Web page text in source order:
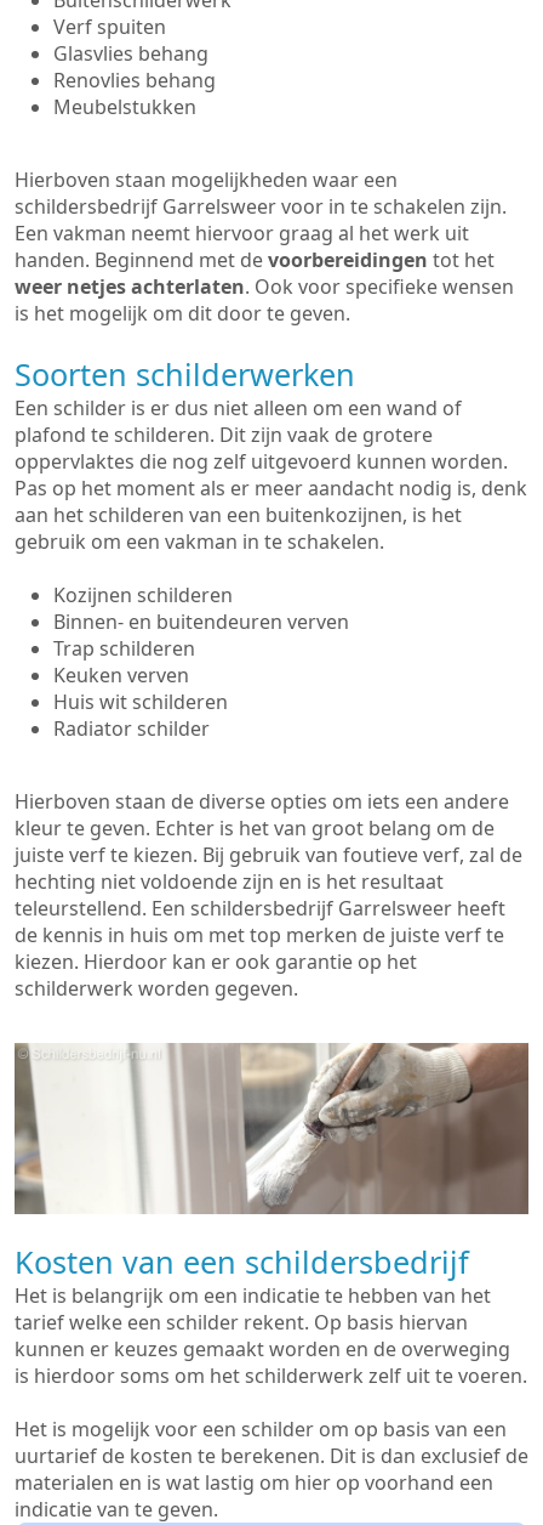
Verf spuiten
Glasvlies behang
Renovlies behang
Meubelstukken
Hierboven staan mogelijkheden waar een
schildersbedrijf Garrelsweer voor in te schakelen zijn.
Een vakman neemt hiervoor graag al het werk uit
handen. Beginnend met devoorbereidingen tot het
weer netjes achterlaten. Ook voor specifieke wensen
is het mogelijk om dit door te geven.
Soorten schilderwerken
Een schilder is er dus niet alleen om een wand of
plafond te schilderen. Dit zijn vaak de grotere
oppervlaktes die nog zelf uitgevoerd kunnen worden.
Pas op het moment als er meer aandacht nodig is, denk
aan het schilderen van een buitenkozijnen, is het
gebruik om een vakman in te schakelen.
Kozijnen schilderen
Binnen- en buitendeuren verven
Trap schilderen
Keuken verven
Huis wit schilderen
Radiator schilder
Hierboven staan de diverse opties om iets een andere
kleur te geven. Echter is het van groot belang om de
juiste verf te kiezen. Bij gebruik van foutieve verf, zal de
hechting niet voldoende zijn en is het resultaat
teleurstellend. Een schildersbedrijf Garrelsweer heeft
de kennis in huis om met top merken de juiste verf te
kiezen. Hierdoor kan er ook garantie op het
schilderwerk worden gegeven.
Kosten van een schildersbedrijf
Het is belangrijk om een indicatie te hebben van het
tarief welke een schilder rekent. Op basis hiervan
kunnen er keuzes gemaakt worden en de overweging
is hierdoor soms om het schilderwerk zelf uit te voeren.
Het is mogelijk voor een schilder om op basis van een
uurtarief de kosten te berekenen. Dit is dan exclusief de
materialen en is wat lastig om hier op voorhand een
indicatie van te geven.